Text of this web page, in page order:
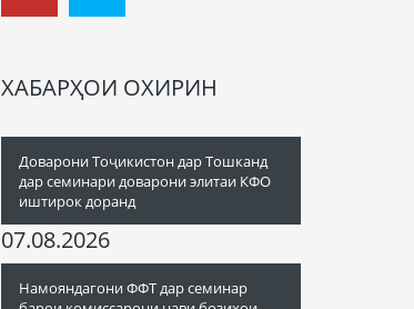
ХАБАРҲОИ ОХИРИН
Доварони Тоҷикистон дар Тошканд
дар семинари доварони элитаи КФО
иштирок доранд
07.08.2026
Намояндагони ФФТ дар семинар